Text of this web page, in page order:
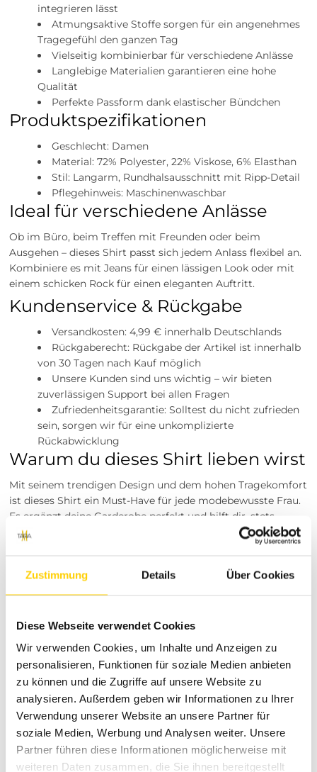
Zustimmung Details Über Cookies
Diese Webseite verwendet Cookies
Wir verwenden Cookies, um Inhalte und Anzeigen zu
personalisieren, Funktionen für soziale Medien anbieten
zu können und die Zugriffe auf unsere Website zu
analysieren. Außerdem geben wir Informationen zu Ihrer
Verwendung unserer Website an unsere Partner für
soziale Medien, Werbung und Analysen weiter. Unsere
Partner führen diese Informationen möglicherweise mit
weiteren Daten zusammen, die Sie ihnen bereitgestellt
integrieren lässt
Atmungsaktive Stoffe sorgen für ein angenehmes
Tragegefühl den ganzen Tag
Vielseitig kombinierbar für verschiedene Anlässe
Langlebige Materialien garantieren eine hohe
Qualität
Perfekte Passform dank elastischer Bündchen
Produktspezifikationen
Geschlecht: Damen
Material: 72% Polyester, 22% Viskose, 6% Elasthan
Stil: Langarm, Rundhalsausschnitt mit Ripp-Detail
Pflegehinweis: Maschinenwaschbar
Ideal für verschiedene Anlässe
Ob im Büro, beim Treffen mit Freunden oder beim
Ausgehen – dieses Shirt passt sich jedem Anlass flexibel an.
Kombiniere es mit Jeans für einen lässigen Look oder mit
einem schicken Rock für einen eleganten Auftritt.
Kundenservice & Rückgabe
Versandkosten: 4,99 € innerhalb Deutschlands
Rückgaberecht: Rückgabe der Artikel ist innerhalb
von 30 Tagen nach Kauf möglich
Unsere Kunden sind uns wichtig – wir bieten
zuverlässigen Support bei allen Fragen
Zufriedenheitsgarantie: Solltest du nicht zufrieden
sein, sorgen wir für eine unkomplizierte
Rückabwicklung
Warum du dieses Shirt lieben wirst
Mit seinem trendigen Design und dem hohen Tragekomfort
ist dieses Shirt ein Must-Have für jede modebewusste Frau.
Es ergänzt deine Garderobe perfekt und hilft dir, stets
stilvoll aufzutreten. Die hochwertige Verarbeitung und die
sorgfältig ausgewählten Materialien machen dieses Shirt zu
Besuche unsere Stores
anprobieren? Besuche einen unserer Tara-M Stores in
Dinslaken, Borken, Rheine, Herne, Bocholt, Coesfeld,
Datteln, Lüdinghausen, Marl oder Herten. Unsere
Modeexperten vor Ort beraten dich gerne!
Über Street One
Street One steht seit Jahren für trendige und hochwertige
Mode für Damen. Mit einem breiten Sortiment an
stylischen Kleidungsstücken, die Komfort und Eleganz
vereinen, begeistert die Marke Frauen weltweit. Bei uns